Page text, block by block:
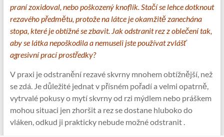
praní zoxidoval, nebo poškozený knoflík. Stačí se lehce dotknout
rezavého předmětu, protože na látce je okamžitě zanechána
stopa, které je obtížné se zbavit. Jak odstranit rez z oblečení tak,
aby se látka nepoškodila a nemuseli jste používat zvlášť
agresivní prací prostředky?
V praxi je odstranění rezavé skvrny mnohem obtížnější, než
se zdá. Je důležité jednat v přísném pořadí a velmi opatrně,
vytrvalé pokusy o mytí skvrny od rzi mýdlem nebo práškem
mohou situaci jen zhoršit a rez se dostane hluboko do
vláken, odkud ji prakticky nebude možné odstranit .